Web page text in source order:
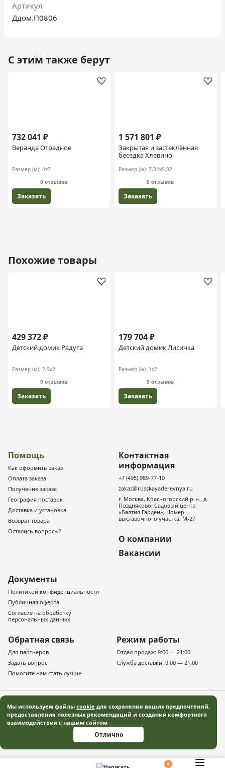
0
Артикул
Ддом.П0806
С этим также берут
732 041 ₽
Веранда Отрадное
Размер (м): 4х7
0 отзывов
Заказать
1 571 801 ₽
Закрытая и застеклённая
беседка Хлевино
Размер (м): 7,34х9,02
0 отзывов
Заказать
Похожие товары
429 372 ₽
Детский домик Радуга
Размер (м): 2,9х2
0 отзывов
Заказать
179 704 ₽
Детский домик Лисичка
Размер (м): 1х2
0 отзывов
Заказать
Помощь
Как оформить заказ
Оплата заказа
Получение заказа
География поставок
Доставка и установка
Возврат товара
Остались вопросы?
Контактная
информация
+7 (495) 989-77-10
zakaz@russkayaderevnya.ru
г. Москва, Красногорский р-н., д.
Поздняково, Садовый центр
«Балтия Гарден», Номер
выставочного участка: М-27
О компании
Вакансии
Документы
Политикой конфиденциальности
Публичная оферта
Согласие на обработку
персональных данных
Обратная связь
Для партнеров
Задать вопрос
Помогите нам стать лучше
Режим работы
Отдел продаж: 9:00 — 21:00
Служба доставки: 9:00 — 21:00
© 2019–2026 «Русская деревня» — Московская область Все права защищены
Информация, представленная на сайте, не является публичной офертой, и
носит информационный характер.
Мы используем файлы cookie для сохранения ваших предпочтений,
предоставления полезных рекомендаций и создания комфортного
взаимодействия с нашим сайтом
Отлично